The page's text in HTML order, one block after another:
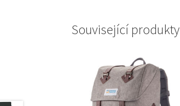
Související produkty